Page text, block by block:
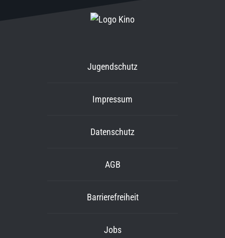
Jugendschutz
Impressum
Datenschutz
AGB
Barrierefreiheit
Jobs